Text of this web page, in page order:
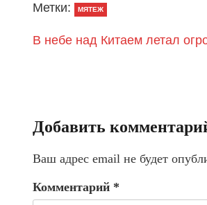
Метки: МЯТЕЖ
В небе над Китаем летал
Добавить
Ваш адрес email не будет
Комментарий *